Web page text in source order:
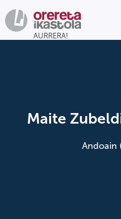
Maite
Andoain